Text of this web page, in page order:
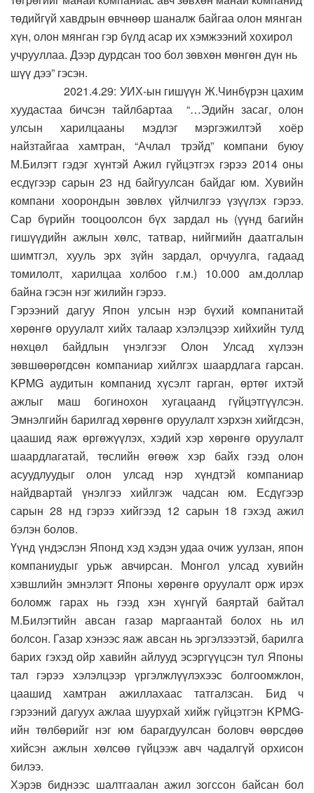
төдийгүй хавдрын өвчнөөр шаналж байгаа олон мянган
хүн, олон мянган гэр бүлд асар их хэмжээний хохирол
учрууллаа. Дээр дурдсан тоо бол зөвхөн мөнгөн дүн нь
шүү дээ” гэсэн.
2021.4.29: УИХ-ын гишүүн Ж.Чинбүрэн цахим
хуудастаа бичсэн тайлбартаа “…Эдийн засаг, олон
улсын харилцааны мэдлэг мэргэжилтэй хоёр
найзтайгаа хамтран, “Ачлал трэйд” компани буюу
М.Билэгт гэдэг хүнтэй Ажил гүйцэтгэх гэрээ 2014 оны
есдүгээр сарын 23 нд байгуулсан байдаг юм. Хувийн
компани хоорондын зөвлөх үйлчилгээ үзүүлэх гэрээ.
Сар бүрийн тооцоолсон бүх зардал нь (үүнд багийн
гишүүдийн ажлын хөлс, татвар, нийгмийн даатгалын
шимтгэл, хууль эрх зүйн зардал, орчуулга, гадаад
томилолт, харилцаа холбоо г.м.) 10.000 ам.доллар
байна гэсэн нэг жилийн гэрээ.
Гэрээний дагуу Япон улсын нэр бүхий компанитай
хөрөнгө оруулалт хийх талаар хэлэлцээр хийхийн тулд
нөхцөл байдлын үнэлгээг Олон Улсад хүлээн
зөвшөөрөгдсөн компаниар хийлгэх шаардлага гарсан.
KPMG аудитын компанид хүсэлт гарган, өртөг ихтэй
ажлыг маш богинохон хугацаанд гүйцэтгүүлсэн.
Эмнэлгийн барилгад хөрөнгө оруулалт хэрхэн хийгдсэн,
цаашид яаж өргөжүүлэх, хэдий хэр хөрөнгө оруулалт
шаардлагатай, төслийн өгөөж хэр байх гээд олон
асуудлуудыг олон улсад нэр хүндтэй компаниар
найдвартай үнэлгээ хийлгэж чадсан юм. Есдүгээр
сарын 28 нд гэрээ хийгээд 12 сарын 18 гэхэд ажил
бэлэн болов.
Үүнд үндэслэн Японд хэд хэдэн удаа очиж уулзан, япон
компаниудыг урьж авчирсан. Монгол улсад хувийн
хэвшлийн эмнэлэгт Японы хөрөнгө оруулалт орж ирэх
боломж гарах нь гээд хэн хүнгүй баяртай байтал
М.Билэгтийн авсан газар маргаантай болох нь ил
болсон. Газар хэнээс яаж авсан нь эргэлзээтэй, барилга
барих гэхэд ойр хавийн айлууд эсэргүүцсэн тул Японы
тал гэрээ хэлэлцээр үргэлжлүүлэхээс болгоомжлон,
цаашид хамтран ажиллахаас татгалзсан. Бид ч
гэрээний дагуух ажлаа шуурхай хийж гүйцэтгэн KPMG-
ийн төлбөрийг нэг юм барагдуулсан боловч өөрсдөө
хийсэн ажлын хөлсөө гүйцээж авч чадалгүй орхисон
билээ.
Хэрэв биднээс шалтгаалан ажил зогссон байсан бол